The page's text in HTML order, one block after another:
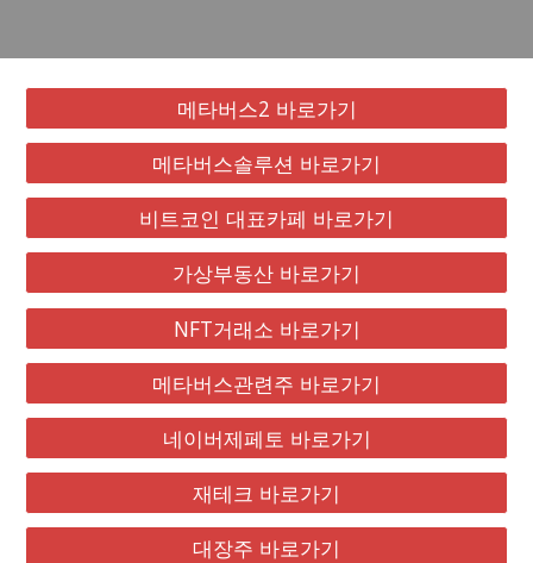
메타버스2 바로가기
메타버스솔루션 바로가기
비트코인 대표카페 바로가기
가상부동산 바로가기
NFT거래소 바로가기
메타버스관련주 바로가기
네이버제페토 바로가기
재테크 바로가기
대장주 바로가기